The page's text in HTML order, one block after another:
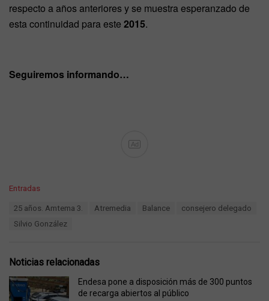
respecto a años anteriores y se muestra esperanzado de
esta continuidad para este 2015.
Seguiremos informando…
Ad
C
s
:
Entradas
25 años. Amtema 3. Atremedia Balance
consejero delegado
Silvio González
Noticias relacionadas
Endesa pone a disposición más de 300 puntos
de recarga abiertos al público